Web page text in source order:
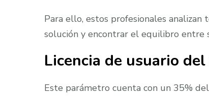
Para ello, estos profesionales analizan
solución y encontrar el equilibro entre
Licencia de usuario
Este parámetro cuenta con un 35%